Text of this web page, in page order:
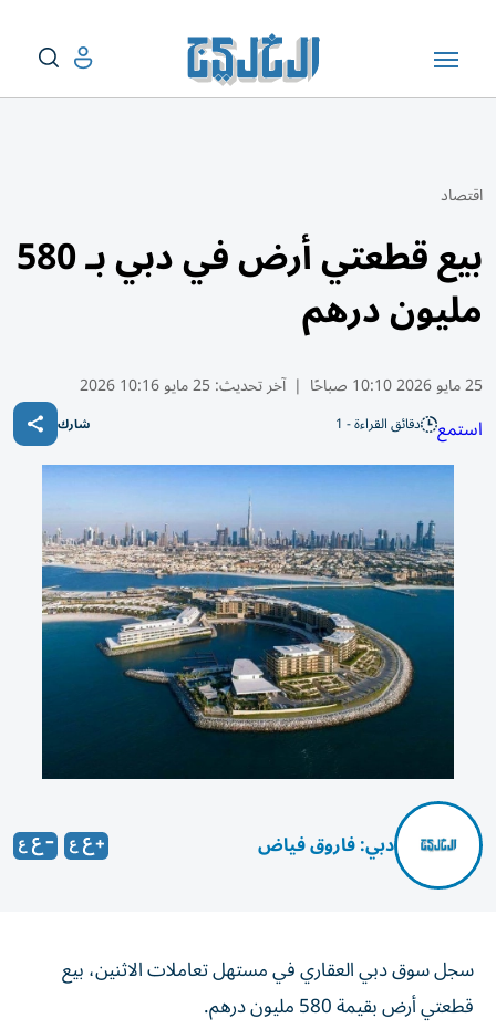
اقتصاد
بيع قطعتي أرض في دبي بـ 580
مليون درهم
25 مايو 2026 10:10 صباحًا | آخر تحديث:25 مايو 10:16 2026
استمع دقائق القراءة - 1 شارك
دبي: فاروق فياض
سجل سوق دبي العقاري في مستهل تعاملات الاثنين، بيع
قطعتي أرض بقيمة 580 مليون درهم.